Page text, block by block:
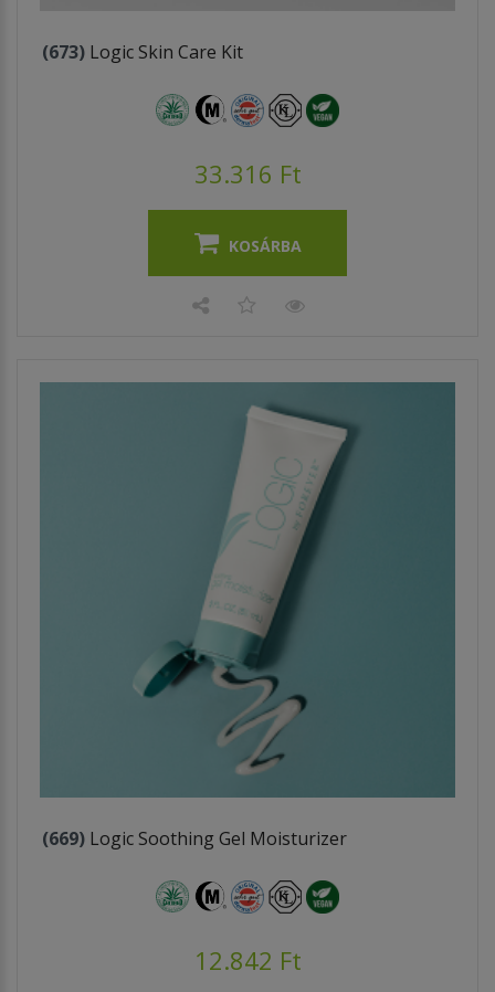
(673) Logic Skin Care Kit
33.316 Ft
KOSÁRBA
(669) Logic Soothing Gel Moisturizer
12.842 Ft